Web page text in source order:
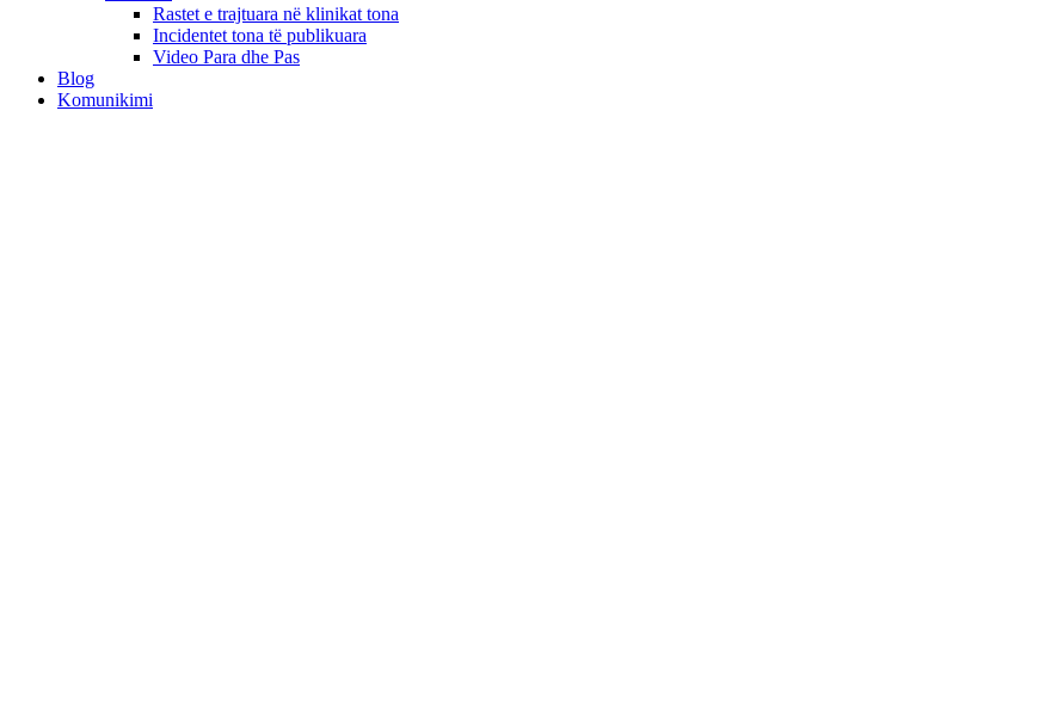
Rastet e trajtuara në klinikat tona
Incidentet tona të publikuara
Video Para dhe Pas
Blog
Komunikimi